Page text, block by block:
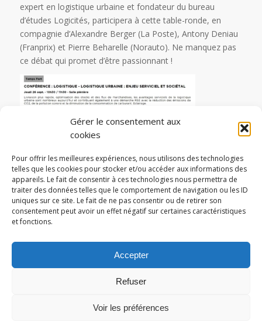
Gérer le consentement aux
cookies
Pour offrir les meilleures expériences, nous utilisons des technologies
telles que les cookies pour stocker et/ou accéder aux informations des
appareils. Le fait de consentir à ces technologies nous permettra de
traiter des données telles que le comportement de navigation ou les ID
uniques sur ce site. Le fait de ne pas consentir ou de retirer son
consentement peut avoir un effet négatif sur certaines caractéristiques
et fonctions.
Accepter
Refuser
Voir les préférences
expert en logistique urbaine et fondateur du bureau
d’études Logicités, participera à cette table-ronde, en
compagnie d’Alexandre Berger (La Poste), Antony Deniau
(Franprix) et Pierre Beharelle (Norauto). Ne manquez pas
ce débat qui promet d’être passionnant !
Bon Paris Retail Week 2019 !
Logicités © Copyright - website bystudioHF-Mentions légales et
vous acceptez notre utilisation des cookies.